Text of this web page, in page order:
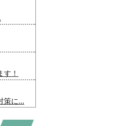
！
策に...